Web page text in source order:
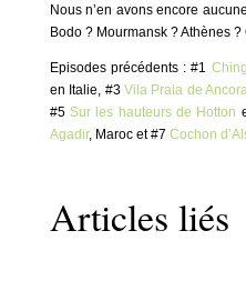
Nous n’en avons encore
Bodo ? Mourmansk ? Athènes
Episodes précédents : #1
en Italie, #3 Vila Praia de
#5Sur les hauteurs de Hotton
Agadir, Maroc et #7 Cochon
Articles liés